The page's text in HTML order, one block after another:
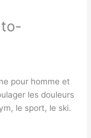
pour homme et
les douleurs
le sport, le ski.